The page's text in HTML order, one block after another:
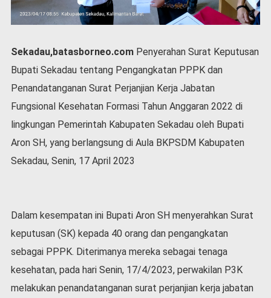
n
h
S
e
e
m
n
i
l
a
h
r
a
g
Sekadau,batasborneo.comPenyerahan Surat Keputusan
Bupati Sekadau tentang Pengangkatan PPPK dan
Penandatanganan Surat Perjanjian Kerja Jabatan
Fungsional Kesehatan Formasi Tahun Anggaran 2022 di
lingkungan Pemerintah Kabupaten Sekadau oleh Bupati
Aron SH, yang berlangsung di Aula BKPSDM Kabupaten
Sekadau, Senin, 17 April 2023
Dalam kesempatan ini Bupati Aron SH menyerahkan Surat
keputusan (SK) kepada 40 orang dan pengangkatan
sebagai PPPK. Diterimanya mereka sebagai tenaga
kesehatan, pada hari Senin, 17/4/2023, perwakilan P3K
melakukan penandatanganan surat perjanjian kerja jabatan